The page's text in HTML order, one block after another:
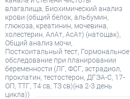
влагалища, Биохимический анализ
крови (общий белок, альбумин,
глюкоза, креатинин, мочевина,
холестерин, АлАт, АсАт) (натощак),
Общий анализ мочи,
Посткоитальный тест, Гормональное
обследование при планировании
беременности (ЛГ, ФСГ, эстрадиол,
проклатин, тестостерон, ДГЭА-С, 17-
ОП, ТТГ, Т4 св, ТЗ св)(на 2-3 день
цикла))